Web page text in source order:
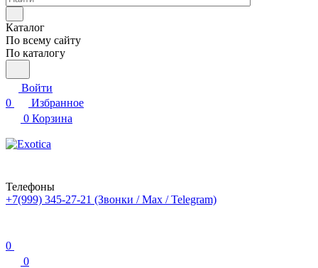
Каталог
По всему сайту
По каталогу
Войти
0
Избранное
0 Корзина
Телефоны
+7(999) 345-27-21 (Звонки / Max / Telegram)
0
0